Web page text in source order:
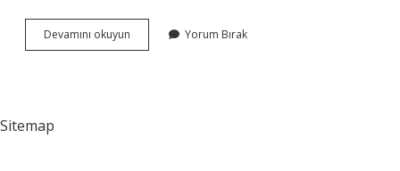
Devamını okuyun
Basen
Yorum Bırak
Sitemap